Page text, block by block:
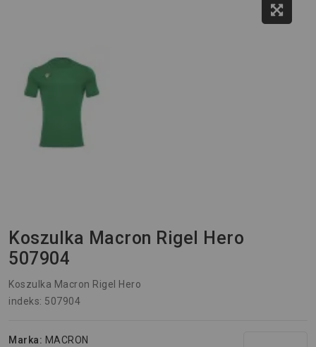
Koszulka Macron Rigel Hero
507904
Koszulka Macron Rigel Hero
indeks: 507904
Marka: MACRON